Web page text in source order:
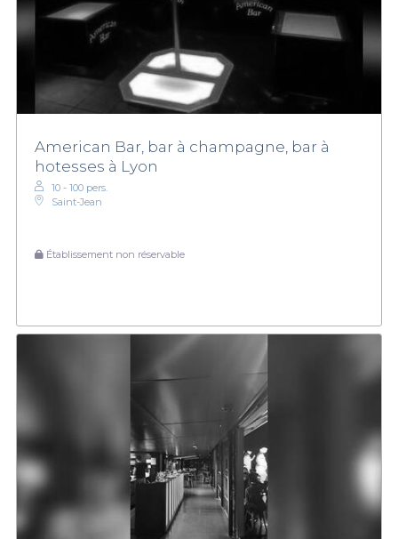
American Bar, bar à champagne, bar à
hotesses à Lyon
10 - 100 pers.
Saint-Jean
Établissement non réservable